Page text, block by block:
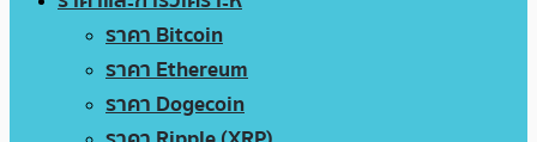
ราคา Bitcoin
ราคา Ethereum
ราคา Dogecoin